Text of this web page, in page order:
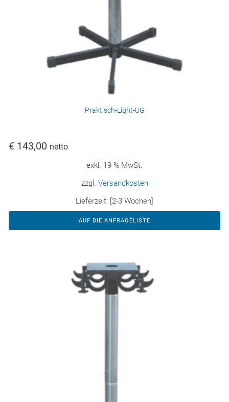
Praktisch-Light-UG
€ 143,00 netto
exkl. 19 % MwSt.
zzgl. Versandkosten
Lieferzeit: [2-3 Wochen]
AUF DIE ANFRAGELISTE